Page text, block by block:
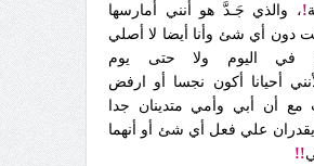
!، والذي جَـدَّ هو أنني أمارسها
دون أي شئ وأنا أيضا لا أصلي
في اليوم ولا حتى يوم
أحيانا أكون نجسا أو ارفض
أن أبي وأمي متدينان جدا
يقدران علي فعل أي شئ أو أنهما
!!